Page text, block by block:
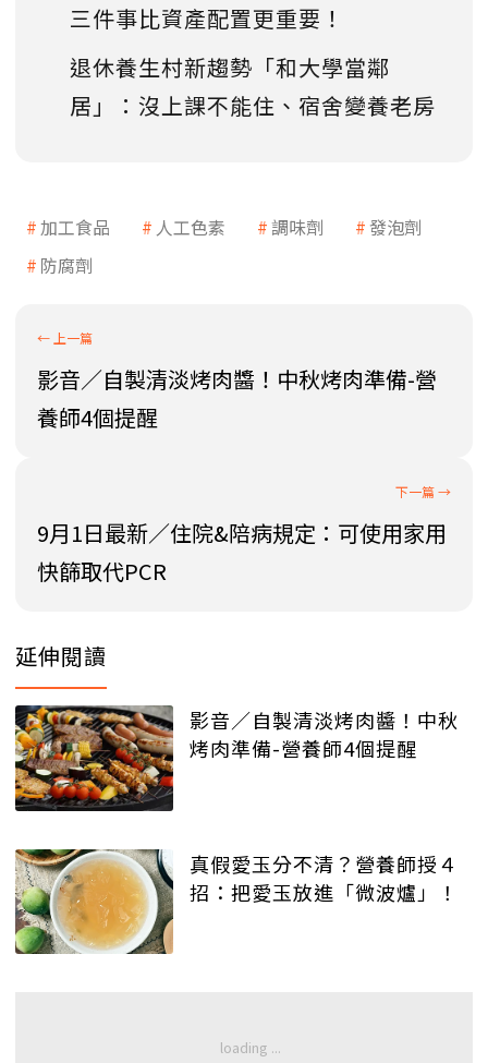
三件事比資產配置更重要！
退休養生村新趨勢「和大學當鄰
居」：沒上課不能住、宿舍變養老房
加工食品 人工色素 調味劑
發泡劑
防腐劑
影音／自製清淡烤肉醬！中秋烤肉準備-營
養師4個提醒
9月1日最新／住院&陪病規定：可使用家用
快篩取代PCR
延伸閱讀
影音／自製清淡烤肉醬！中秋
烤肉準備-營養師4個提醒
真假愛玉分不清？營養師授４
招：把愛玉放進「微波爐」！